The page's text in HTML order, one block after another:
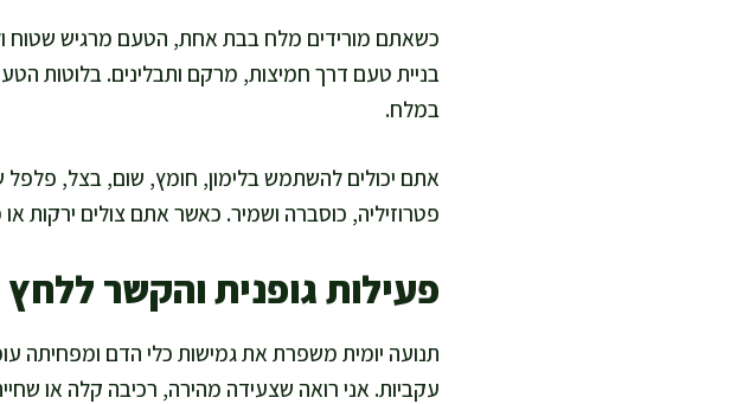
כשאתם מורידים מלח בבת אחת, הטעם מרגיש שטוח
בניית טעם דרך חמיצות, מרקם ותבלינים. בלוטות
במלח.
אתם יכולים להשתמש בלימון, חומץ, שום, בצל, פלפל
פטרוזיליה, כוסברה ושמיר. כאשר אתם צולים ירקות
פעילות גופנית והקשר
תנועה יומית משפרת את גמישות כלי הדם ומפחיתה
עקביות. אני רואה שצעידה מהירה, רכיבה קלה או